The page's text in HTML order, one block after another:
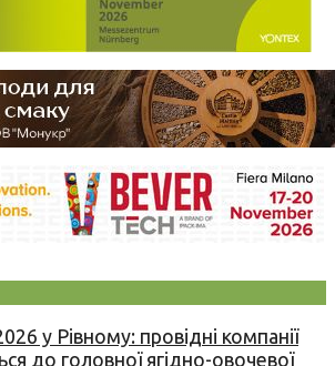
у Рівному: провідні компанії
до головної ягідно-овочевої